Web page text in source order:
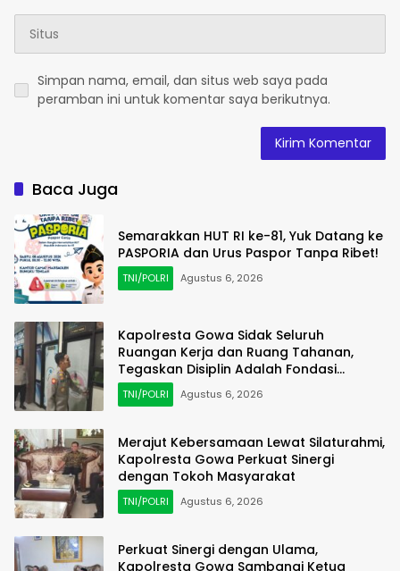
Simpan nama, email, dan situs web saya pada
peramban ini untuk komentar saya berikutnya.
Baca Juga
Semarakkan HUT RI ke-81, Yuk Datang ke
PASPORIA dan Urus Paspor Tanpa Ribet!
TNI/POLRI Agustus 6, 2026
Kapolresta Gowa Sidak Seluruh
Ruangan Kerja dan Ruang Tahanan,
Tegaskan Disiplin Adalah Fondasi
Pelayanan Prima
TNI/POLRI Agustus 6, 2026
Merajut Kebersamaan Lewat Silaturahmi,
Kapolresta Gowa Perkuat Sinergi
dengan Tokoh Masyarakat
TNI/POLRI Agustus 6, 2026
Perkuat Sinergi dengan Ulama,
Kapolresta Gowa Sambangi Ketua